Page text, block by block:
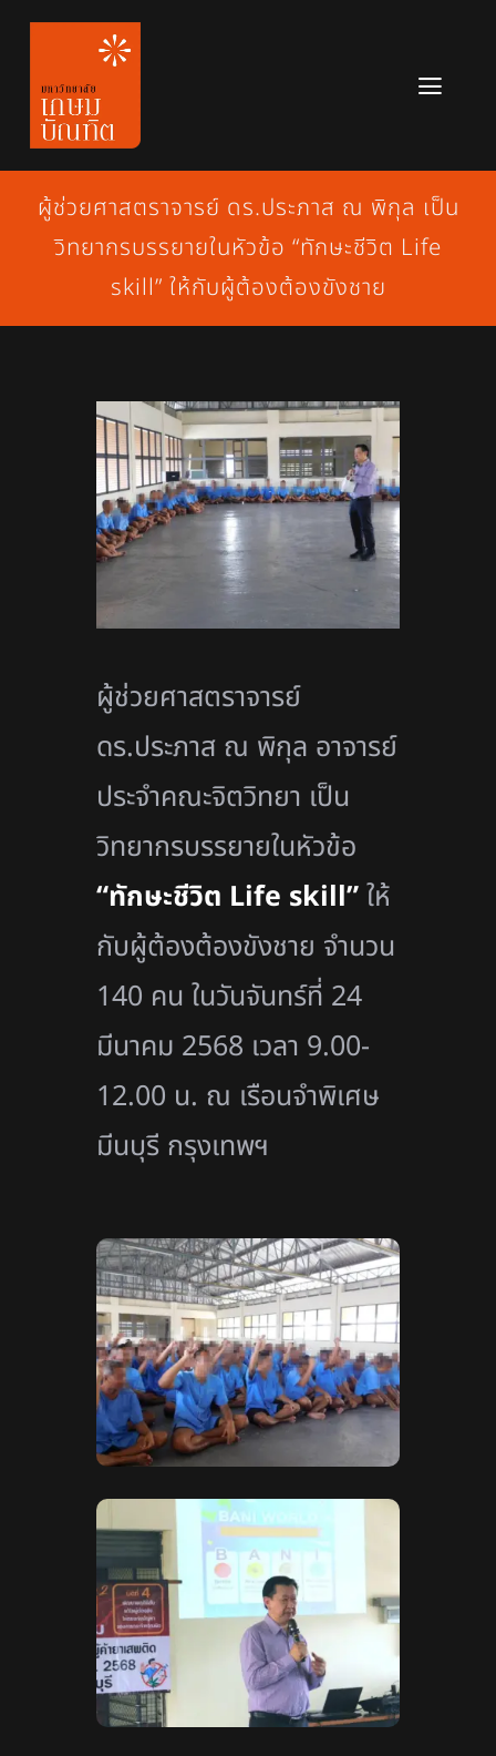
Skip
content
หลักสูตร
ข่าวสาร
เกี่ยวกับมหาวิทยาลัย
สมัครเรียน
ผู้ช่วยศาสตราจารย์ ดร.ประภาส ณ พิกุล เป็น
วิทยากรบรรยายในหัวข้อ “ทักษะชีวิต Life
skill” ให้กับผู้ต้องต้องขังชาย
ผู้ช่วยศาสตราจารย์
ดร.ประภาส ณ พิกุล อาจารย์
ประจำคณะจิตวิทยา เป็น
วิทยากรบรรยายในหัวข้อ
“ทักษะชีวิต Life skill”ให้
กับผู้ต้องต้องขังชาย จำนวน
140 คน ในวันจันทร์ที่ 24
มีนาคม 2568 เวลา 9.00-
12.00 น. ณ เรือนจำพิเศษ
มีนบุรี กรุงเทพฯ